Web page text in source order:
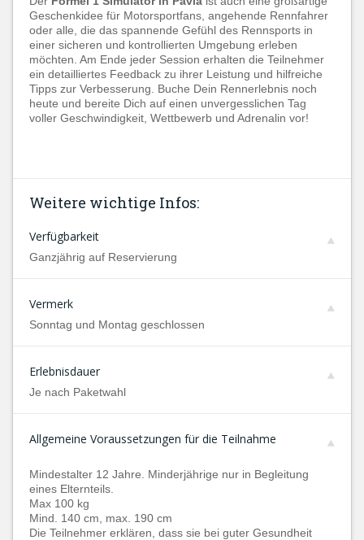
Geschenkidee für Motorsportfans, angehende Rennfahrer
oder alle, die das spannende Gefühl des Rennsports in
einer sicheren und kontrollierten Umgebung erleben
möchten. Am Ende jeder Session erhalten die Teilnehmer
ein detailliertes Feedback zu ihrer Leistung und hilfreiche
Tipps zur Verbesserung. Buche Dein Rennerlebnis noch
heute und bereite Dich auf einen unvergesslichen Tag
voller Geschwindigkeit, Wettbewerb und Adrenalin vor!
Weitere wichtige Infos:
Verfügbarkeit
Ganzjährig auf Reservierung
Vermerk
Sonntag und Montag geschlossen
Erlebnisdauer
Je nach Paketwahl
Allgemeine Voraussetzungen für die Teilnahme
Mindestalter 12 Jahre. Minderjährige nur in Begleitung
eines Elternteils.
Max 100 kg
Mind. 140 cm, max. 190 cm
Die Teilnehmer erklären, dass sie bei guter Gesundheit